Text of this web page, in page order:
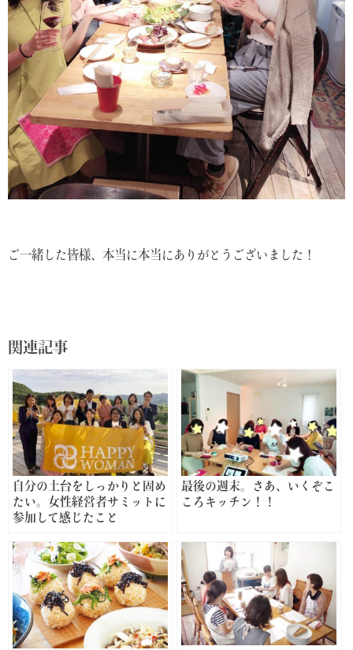
ご一緒した皆様、本当に本当にありがとうございました！
関連記事
自分の土台をしっかりと固め
たい。女性経営者サミットに
参加して感じたこと
最後の週末。さあ、いくぞこ
ころキッチン！！